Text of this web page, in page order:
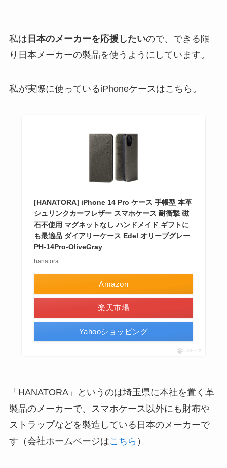
私は 日本のメーカーを応援したいので、できる限
り日本メーカーの製品を使うようにしています。
私が実際に使っているiPhoneケースはこちら。
[HANATORA] iPhone 14 Pro ケース 手帳型 本革
シュリンクカーフレザー スマホケース 耐衝撃 磁
石不使用 マグネットなし ハンドメイド ギフトに
も最適品 ダイアリーケース Edel オリーブグレー
PH-14Pro-OliveGray
hanatora
Amazon
楽天市場
Yahooショッピング
ポチップ
「HANATORA」というのは埼玉県に本社を置く革
製品のメーカーで、スマホケース以外にも財布や
ストラップなどを製造している日本のメーカーで
す（会社ホームページはこちら ）